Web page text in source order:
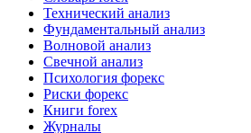
Технический анализ
Фундаментальный анализ
Волновой анализ
Свечной анализ
Психология форекс
Риски форекс
Книги forex
Журналы